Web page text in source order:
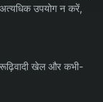
उपयोग न करें,
खेल और कभी-